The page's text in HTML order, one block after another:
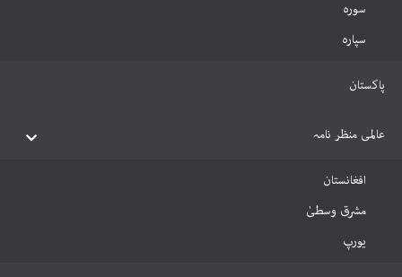
سورہ
سپارہ
پاکستان
عالمی منظر نامہ
افغانستان
مشرق وسطیٰ
یورپ